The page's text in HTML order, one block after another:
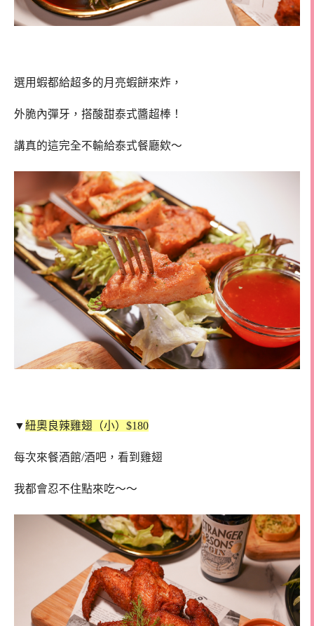
選用蝦都給超多的月亮蝦餅來炸，
外脆內彈牙，搭酸甜泰式醬超棒！
講真的這完全不輸給泰式餐廳欸～
▼紐奧良辣雞翅（小）$180
每次來餐酒館/酒吧，看到雞翅
我都會忍不住點來吃～～